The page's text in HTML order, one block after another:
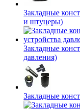
Закладные
и штуцеры)
Закладные
давления)
Закладные